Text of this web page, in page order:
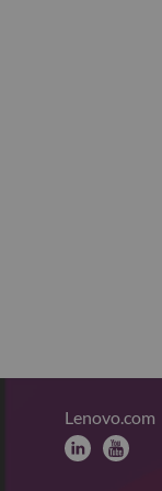
Lenovo.com